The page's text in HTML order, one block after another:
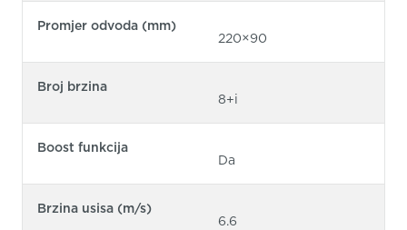
Promjer odvoda (mm)
220×90
Broj brzina
8+i
Boost funkcija
Da
Brzina usisa (m/s)
6.6